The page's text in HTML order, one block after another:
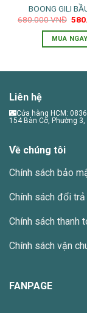
BOONG GILI
680.000VNĐ Giá
là:
MUA NGAY
Liên hệ
🌃Cửa hàng HCM:
154 Bàn Cờ, Phường 3,
Về chúng tôi
Chính sách bảo
Chính sách đổi trả
Chính sách thanh
Chính sách vận
FANPAGE